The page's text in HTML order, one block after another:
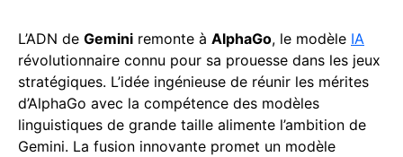
L’ADN de Gemini remonte à AlphaGo, le modèle IA
révolutionnaire connu pour sa prouesse dans les jeux
stratégiques. L’idée ingénieuse de réunir les mérites
d’AlphaGo avec la compétence des modèles
linguistiques de grande taille alimente l’ambition de
Gemini. La fusion innovante promet un modèle